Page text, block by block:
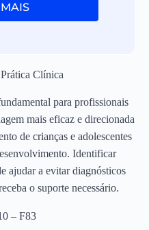
Clínica
para profissionais
mais eficaz e direcionada
de crianças e adolescentes
Identificar
ajudar a evitar diagnósticos
o suporte necessário.
– F83